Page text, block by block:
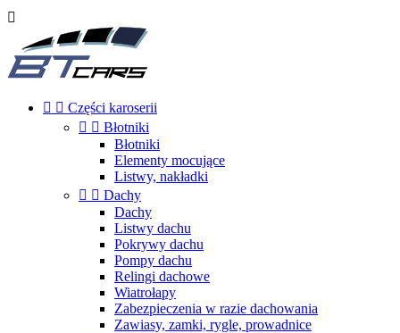

  Części karoserii
  Błotniki
Błotniki
Elementy mocujące
Listwy, nakładki
  Dachy
Dachy
Listwy dachu
Pokrywy dachu
Pompy dachu
Relingi dachowe
Wiatrołapy
Zabezpieczenia w razie dachowania
Zawiasy, zamki, rygle, prowadnice